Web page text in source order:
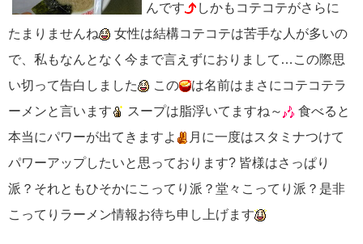
んです
しかもコテコテがさらに
たまりませんね
女性は結構コテコテは苦手な人が多いの
で、私もなんとなく今まで言えずにおりまして…この際思
い切って告白しました
この
は名前はまさにコテコテラ
ーメンと言います
スープは脂浮いてますね～
食べると
本当にパワーが出てきますよ
月に一度はスタミナつけて
パワーアップしたいと思っております? 皆様はさっぱり
派？それともひそかにこってり派？堂々こってり派？是非
こってりラーメン情報お待ち申し上げます